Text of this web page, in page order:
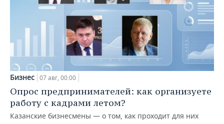
Бизнес 07 авг, 00:00
Опрос предпринимателей: как организуете
работу с кадрами летом?
Казанские бизнесмены — о том, как проходит для них